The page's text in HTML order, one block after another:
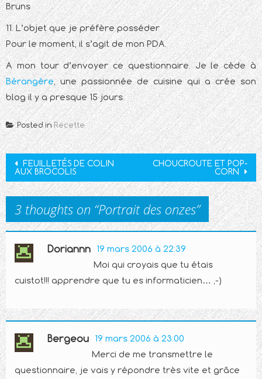
Bruns
11. L’objet que je préfère posséder
Pour le moment, il s’agit de mon PDA.
A mon tour d’envoyer ce questionnaire. Je le cède à
Bérangère, une passionnée de cuisine qui a crée son
blog il y a presque 15 jours.
Posted inRecette
Post
navigation
FEUILLETÉS DE COLIN
AUX BROCOLIS
CHOUCROUTE ET POP-
CORN
3 thoughts on “Portrait des onzes”
Doriannn 19 mars 2006 à 22:39
Moi qui croyais que tu étais
cuistot!!! apprendre que tu es informaticien… ,-)
Bergeou 19 mars 2006 à 23:00
Merci de me transmettre le
questionnaire, je vais y répondre très vite et grâce